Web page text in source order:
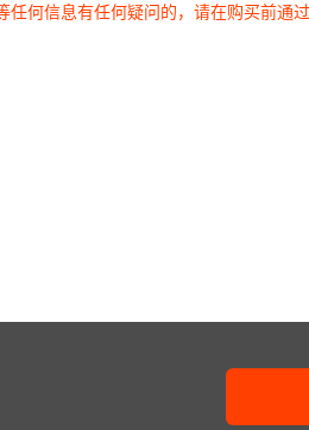
何信息有任何疑问的，请在购买前